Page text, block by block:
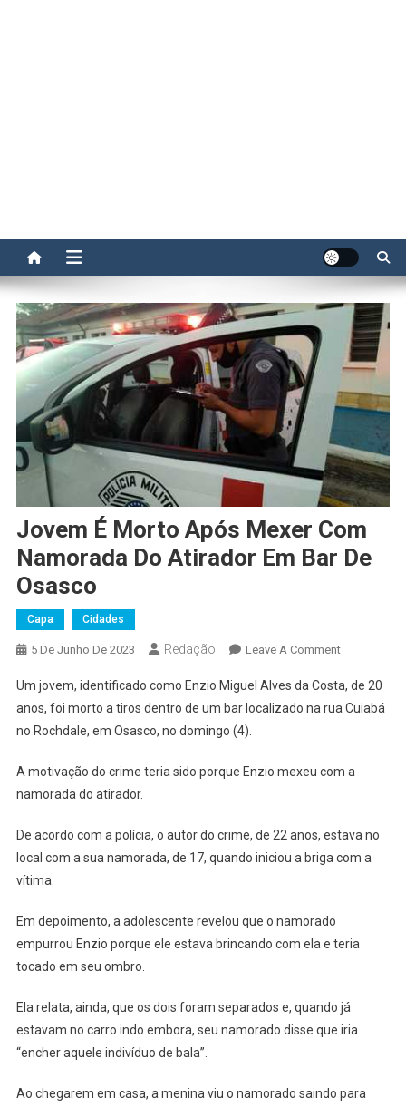
Jovem É Morto Após Mexer Com
Namorada Do Atirador Em Bar De
Osasco
Capa Cidades
5 De Junho De 2023 Redação Leave A CommentOn
É
Morto
Com
Atirador
Em
Um jovem, identificado como Enzio Miguel Alves da Costa, de 20
anos, foi morto a tiros dentro de um bar localizado na rua Cuiabá
no Rochdale, em Osasco, no domingo (4).
A motivação do crime teria sido porque Enzio mexeu com a
namorada do atirador.
De acordo com a polícia, o autor do crime, de 22 anos, estava no
local com a sua namorada, de 17, quando iniciou a briga com a
vítima.
Em depoimento, a adolescente revelou que o namorado
empurrou Enzio porque ele estava brincando com ela e teria
tocado em seu ombro.
Ela relata, ainda, que os dois foram separados e, quando já
estavam no carro indo embora, seu namorado disse que iria
“encher aquele indivíduo de bala”.
Ao chegarem em casa, a menina viu o namorado saindo para